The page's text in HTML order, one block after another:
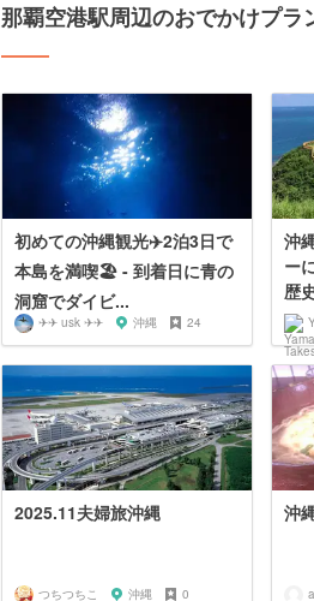
那覇空港駅周辺のおでかけプラ
初めての沖縄観光✈️2泊3日で
本島を満喫🏖 - 到着日に青の
洞窟でダイビ...
✈✈ usk ✈✈ 沖縄 24
沖
ー
歴
2025.11夫婦旅沖縄
つちつちこ 沖縄 0
沖